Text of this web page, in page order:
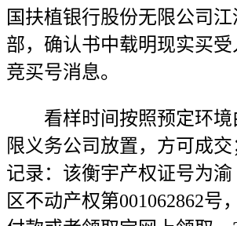
国扶植银行股份无限公司
部，确认书中载明现实买
竞买号消息。
看样时间按照预定环境
限义务公司放置，方可成
记录：该衡宇产权证号为渝
区不动产权第001062862号